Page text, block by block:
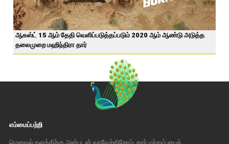
ஆகஸ்ட் 15 ஆம் தேதி வெளிப்படுத்தப்படும் 2020 ஆம் ஆண்டு அடுத்த
தலைமுறை மஹிந்திரா தார்
எம்மைப்பற்றி